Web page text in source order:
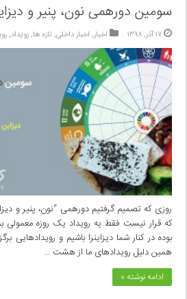
سومین دورهمی نون، پنیر و
۱۷ آذر, ۱۳۹۸ اخبار, اخبار داخلی, تازه ها,رویداد,
روزی که تصمیم گرفتیم دورهمی “نون، پنیر و
که قرار نیست فقط یه رویداد یک روزه معمولی
بوده در کنار شما دیزاینرا باشیم و رویدادهایی
همین دلیل رویدادهای ما از هشت …
ادامه نوشته »